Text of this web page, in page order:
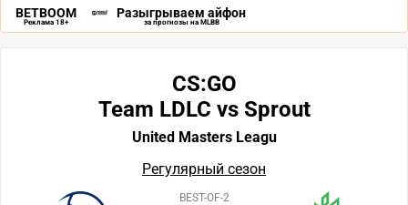
BETBOOM
Реклама 18+
Разыгрываем айфон
за прогнозы на MLBB
CS:GO
Team LDLC vs Sprout
United Masters Leagu
Регулярный сезон
BEST-OF-2